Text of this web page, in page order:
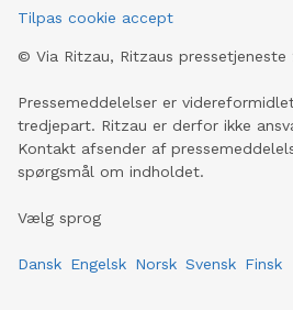
Tilpas cookie accept
© Via Ritzau, Ritzaus pressetjeneste
Pressemeddelelser er
tredjepart. Ritzau er derfor ikke
Kontakt afsender af
spørgsmål om indholdet.
Vælg sprog
Dansk Engelsk Norsk Svensk Finsk